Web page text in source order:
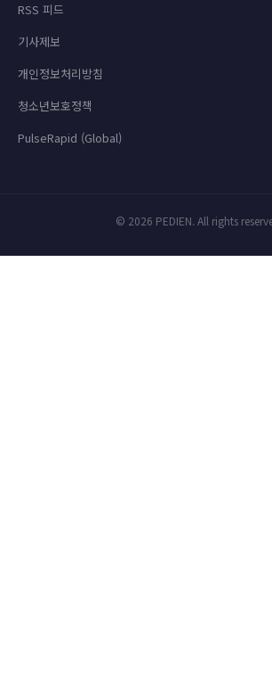
RSS 피드
기사제보
개인정보처리방침
청소년보호정책
PulseRapid (Global)
© 2026 PEDIEN. All rights